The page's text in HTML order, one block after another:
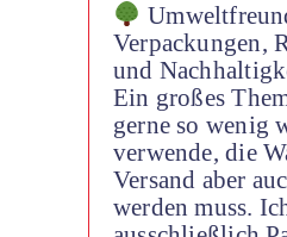
Verpackungen,
und
Ein großes
gerne so wenig
verwende, die
Versand aber
werden muss.